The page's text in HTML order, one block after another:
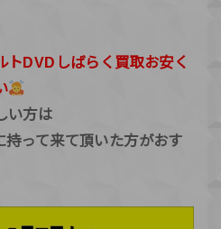
トDVDしばらく買取お安く
い方は
持って来て頂いた方がおす